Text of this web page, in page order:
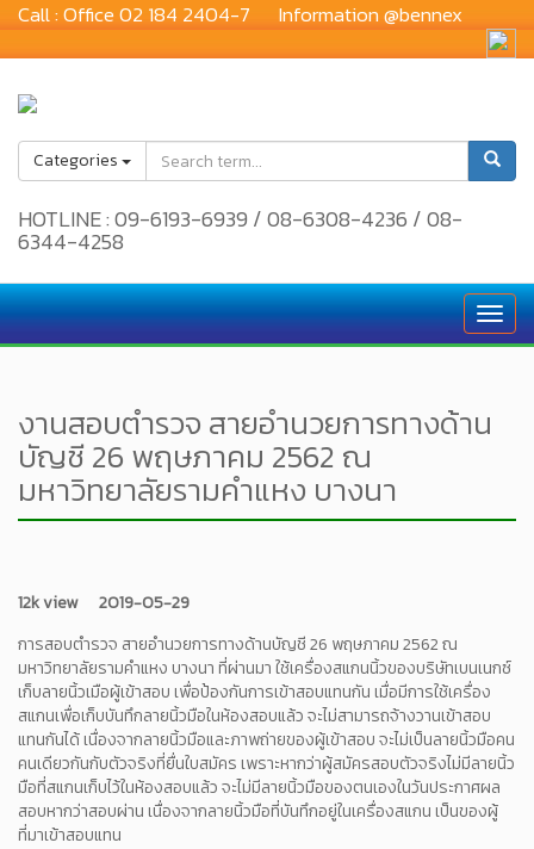
Call :Office 02 184 2404-7 Information @bennex
Categories
HOTLINE : 09-6193-6939 / 08-6308-4236 / 08-
6344-4258
งานสอบตำรวจ สายอำนวยการทางด้าน
บัญชี 26 พฤษภาคม 2562 ณ
มหาวิทยาลัยรามคำแหง บางนา
12k view
2019-05-29
การสอบตำรวจ สายอำนวยการทางด้านบัญชี 26 พฤษภาคม 2562 ณ
มหาวิทยาลัยรามคำแหง บางนา ที่ผ่านมา ใช้เครื่องสแกนนิ้วของบริษัทเบนเนกซ์
เก็บลายนิ้วเมือผู้เข้าสอบ เพื่อป้องกันการเข้าสอบแทนกัน เมื่อมีการใช้เครื่อง
สแกนเพื่อเก็บบันทึกลายนิ้วมือในห้องสอบแล้ว จะไม่สามารถจ้างวานเข้าสอบ
แทนกันได้ เนื่องจากลายนิ้วมือและภาพถ่ายของผู้เข้าสอบ จะไม่เป็นลายนิ้วมือคน
คนเดียวกันกับตัวจริงที่ยื่นใบสมัคร เพราะหากว่าผู้สมัครสอบตัวจริงไม่มีลายนิ้ว
มือที่สแกนเก็บไว้ในห้องสอบแล้ว จะไม่มีลายนิ้วมือของตนเองในวันประกาศผล
สอบหากว่าสอบผ่าน เนื่องจากลายนิ้วมือที่บันทึกอยู่ในเครื่องสแกน เป็นของผู้
ที่มาเข้าสอบแทน